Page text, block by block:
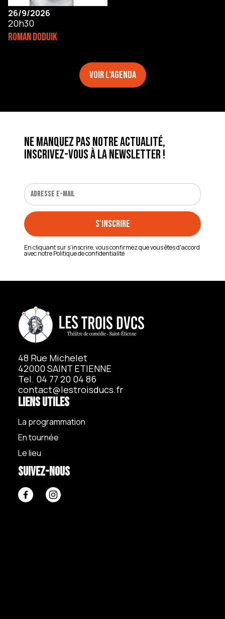
26/9/2026
20h30
ROMAN DODUIK
Voir l'agenda
Ne manquez pas notre actualité,
inscrivez-vous à la newsletter !
En cliquant sur s'inscrire, vous confirmez que vous êtes d'accord
avec notrePolitique de confidentialité
48 Rue Michelet
42000 SAINT ETIENNE
Tel. 04 77 20 04 86
contact@lestroisducs.fr
Liens utiles
La programmation
En tournée
Le lieu
Suivez-nous